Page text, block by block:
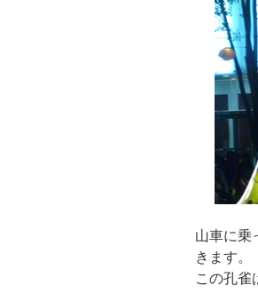
山車に乗
きます。
この孔雀